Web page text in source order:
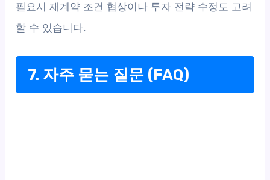
필요시 재계약 조건 협상이나 투자 전략 수정도 고려
할 수 있습니다.
7. 자주 묻는 질문 (FAQ)